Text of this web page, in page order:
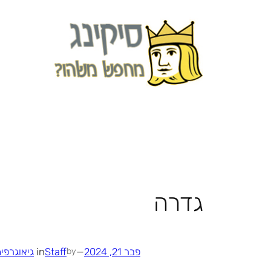
גדרה
פבר 21, 2024 —
by
Staff
in